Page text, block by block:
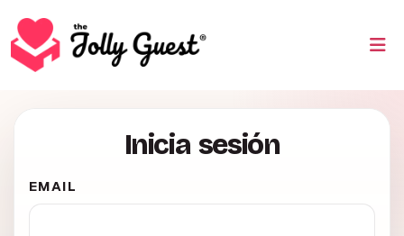
Inicia sesión
EMAIL